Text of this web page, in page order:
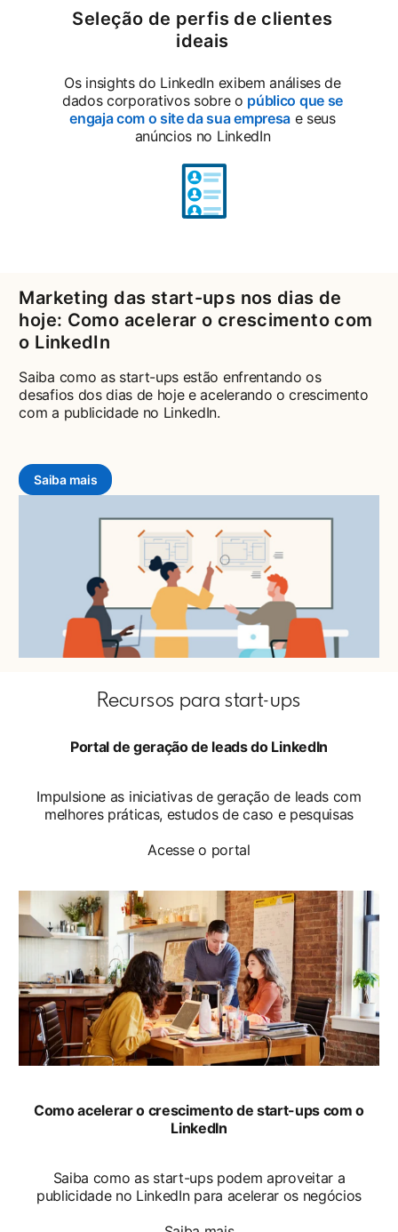
Seleção de perfis de clientes
ideais
Os insights do LinkedIn exibem análises de
dados corporativos sobre o público que se
engaja com o site da sua empresae seus
anúncios no LinkedIn
Marketing das start-ups nos dias de
hoje: Como acelerar o crescimento com
o LinkedIn
Saiba como as start-ups estão enfrentando os
desafios dos dias de hoje e acelerando o crescimento
com a publicidade no LinkedIn.
Saiba maisopens in a new tab
Recursos para start-ups
Portal de geração de leads do LinkedIn
Impulsione as iniciativas de geração de leads com
melhores práticas, estudos de caso e pesquisas
Acesse o portal
Como acelerar o crescimento de start-ups com o
LinkedIn
Saiba como as start-ups podem aproveitar a
publicidade no LinkedIn para acelerar os negócios